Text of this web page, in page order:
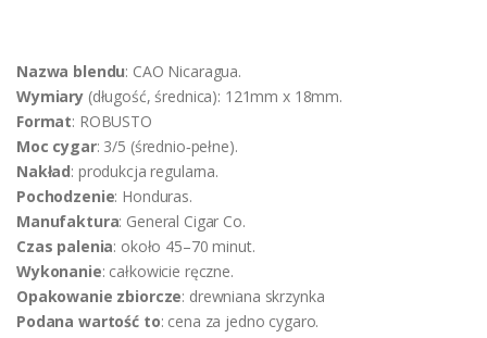
Nazwa blendu: CAO Nicaragua.
Wymiary (długość, średnica): 121mm x 18mm.
Format: ROBUSTO
Moc cygar: 3/5 (średnio‑pełne).
Nakład: produkcja regularna.
Pochodzenie: Honduras.
Manufaktura: General Cigar Co.
Czas palenia: około 45–70 minut.
Wykonanie: całkowicie ręczne.
Opakowanie zbiorcze: drewniana skrzynka
Podana wartość to: cena za jedno cygaro.